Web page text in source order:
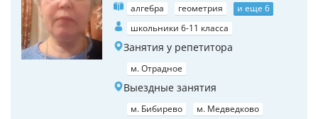
алгебра геометрия
и еще 6
школьники 6-11 класса
Занятия у репетитора
м. Отрадное
Выездные занятия
м. Бибирево
м. Медведково